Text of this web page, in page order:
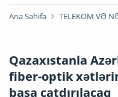
Ana Səhifə TELEKOM VƏ
Qazaxıstanla
fiber-optik
başa çatdırılacaq